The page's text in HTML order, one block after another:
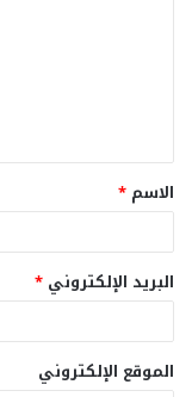
ق
*
الاسم *
البريد الإلكتروني *
الموقع الإلكتروني